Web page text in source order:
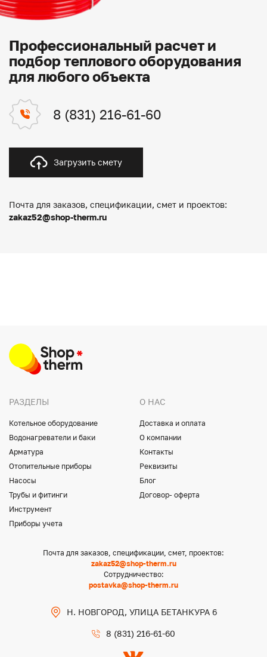
Профессиональный расчет и
подбор теплового оборудования
для любого объекта
8 (831) 216-61-60
Загрузить смету
Почта для заказов, спецификации, смет и проектов:
zakaz52@shop-therm.ru
РАЗДЕЛЫ
Котельное оборудование
Водонагреватели и баки
Арматура
Отопительные приборы
Насосы
Трубы и фитинги
Инструмент
Приборы учета
О НАС
Доставка и оплата
О компании
Контакты
Реквизиты
Блог
Договор- оферта
Почта для заказов, спецификации, смет, проектов:
zakaz52@shop-therm.ru
Сотрудничество:
postavka@shop-therm.ru
Н. НОВГОРОД, УЛИЦА БЕТАНКУРА 6
8 (831) 216-61-60